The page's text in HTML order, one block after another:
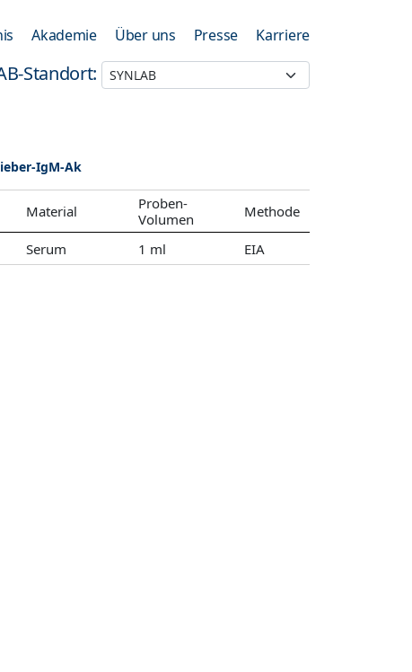
Akademie Über uns Presse Karriere
Standort:
IgM-Ak
Material
Proben-
Volumen
Methode
Serum 1 ml EIA